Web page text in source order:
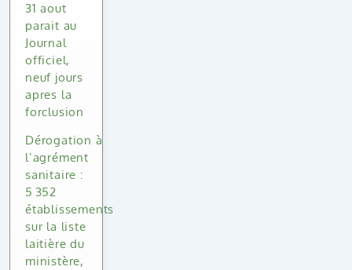
31 aout
parait au
Journal
officiel,
neuf jours
apres la
forclusion
Dérogation à
l’agrément
sanitaire :
5 352
établissements
sur la liste
laitière du
ministère,